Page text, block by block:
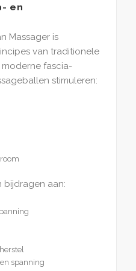
en
Massager is
van traditionele
fascia-
stimuleren:
bijdragen aan:
spanning